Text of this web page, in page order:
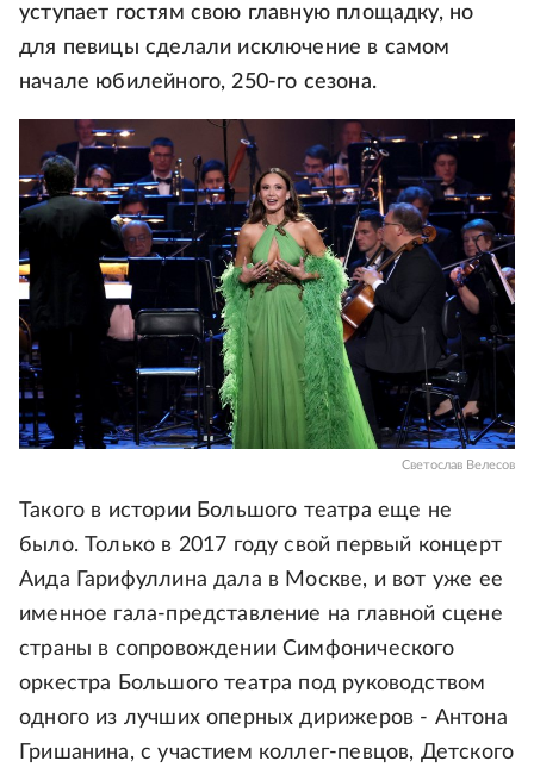
уступает гостям свою главную площадку, но
для певицы сделали исключение в самом
начале юбилейного, 250-го сезона.
Светослав Велесов
Такого в истории Большого театра еще не
было. Только в 2017 году свой первый концерт
Аида Гарифуллина дала в Москве, и вот уже ее
именное гала-представление на главной сцене
страны в сопровождении Симфонического
оркестра Большого театра под руководством
одного из лучших оперных дирижеров - Антона
Гришанина, с участием коллег-певцов, Детского